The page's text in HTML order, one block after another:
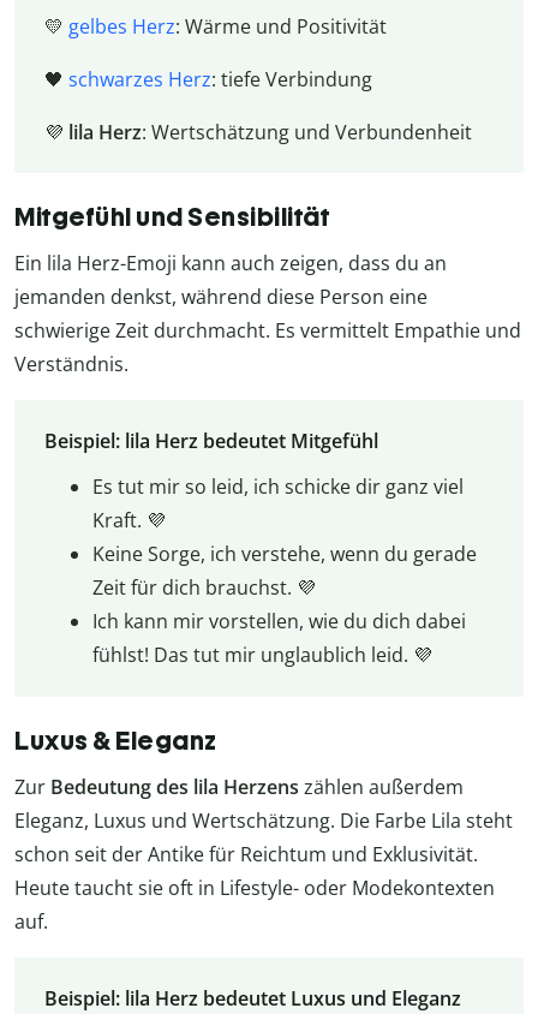
💛 gelbes Herz: Wärme und Positivität
🖤 schwarzes Herz: tiefe Verbindung
💜 lila Herz: Wertschätzung und Verbundenheit
Mitgefühl und Sensibilität
Ein lila Herz-Emoji kann auch zeigen, dass du an
jemanden denkst, während diese Person eine
schwierige Zeit durchmacht. Es vermittelt Empathie und
Verständnis.
Beispiel: lila Herz bedeutet Mitgefühl
Es tut mir so leid, ich schicke dir ganz viel
Kraft. 💜
Keine Sorge, ich verstehe, wenn du gerade
Zeit für dich brauchst. 💜
Ich kann mir vorstellen, wie du dich dabei
fühlst! Das tut mir unglaublich leid. 💜
Luxus & Eleganz
Zur Bedeutung des lila Herzens zählen außerdem
Eleganz, Luxus und Wertschätzung. Die Farbe Lila steht
schon seit der Antike für Reichtum und Exklusivität.
Heute taucht sie oft in Lifestyle- oder Modekontexten
auf.
Beispiel: lila Herz bedeutet Luxus und Eleganz